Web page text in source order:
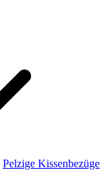
Pelzige Kissenbezüge